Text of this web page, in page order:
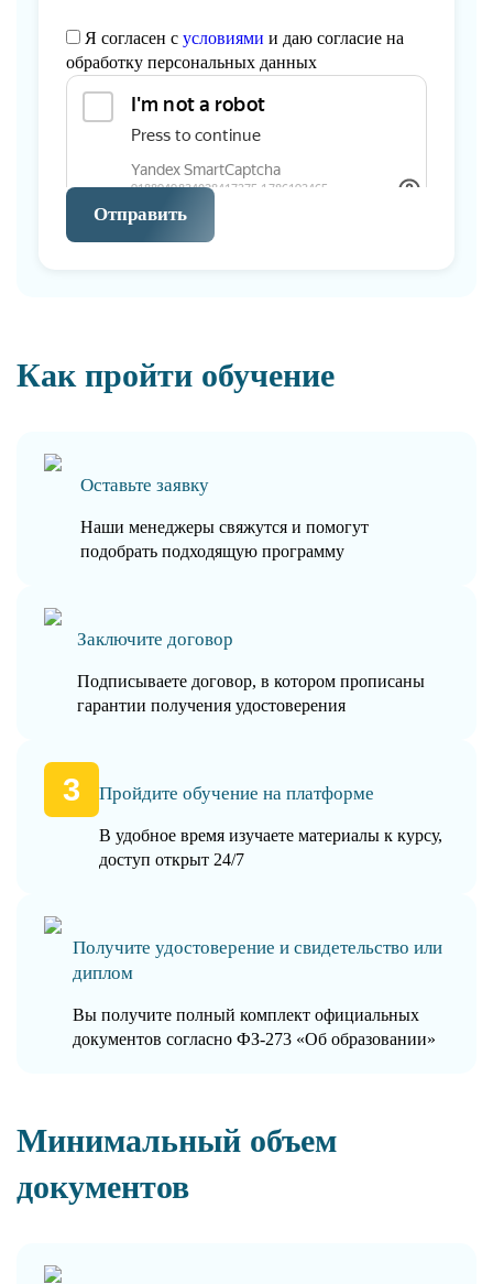
Я согласен с условиями и даю согласие на
обработку персональных данных
Отправить
Как пройти обучение
Оставьте заявку
Наши менеджеры свяжутся и помогут
подобрать подходящую программу
Заключите договор
Подписываете договор, в котором прописаны
гарантии получения удостоверения
Пройдите обучение на платформе
В удобное время изучаете материалы к курсу,
доступ открыт 24/7
Получите удостоверение и свидетельство или
диплом
Вы получите полный комплект официальных
документов согласно ФЗ-273 «Об образовании»
Минимальный объем
документов